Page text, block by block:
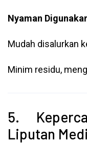
Nyaman
Mudah disalurkan
Minim residu,
5.
Liputan